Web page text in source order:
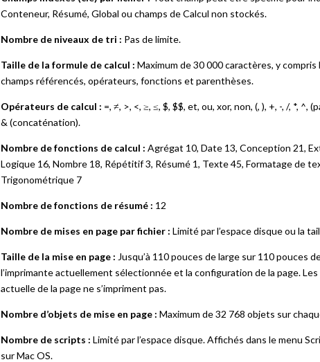
Conteneur, Résumé, Global ou champs de Calcul non stockés.
Nombre de niveaux de tri : Pas de limite.
Taille de la formule de calcul : Maximum de 30 000 caractères, y
champs référencés, opérateurs, fonctions et parenthèses.
Opérateurs de calcul : =, ≠, >, <, ≥, ≤, $, $$, et, ou, xor, non, (, ), +, -, /, *,
& (concaténation).
Nombre de fonctions de calcul : Agrégat 10, Date 13, Conception 21,
Logique 16, Nombre 18, Répétitif 3, Résumé 1, Texte 45, Formatage de
Trigonométrique 7
Nombre de fonctions de résumé : 12
Nombre de mises en page par fichier : Limité par l’espace disque ou la
Taille de la mise en page : Jusqu’à 110 pouces de large sur 110 pouces
l’imprimante actuellement sélectionnée et la configuration de la page.
actuelle de la page ne s’impriment pas.
Nombre d’objets de mise en page : Maximum de 32 768 objets sur
Nombre de scripts : Limité par l’espace disque. Affichés dans le menu
sur Mac OS.